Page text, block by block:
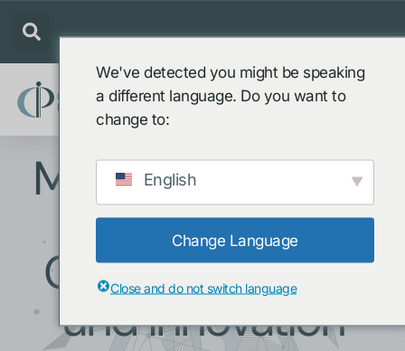
Mehr als 55 Jahre
Erfahrung mit
Geschwindigkeit
und Innovation
We've detected you might be speaking
a different language. Do you want to
change to:
English
Change Language
Close and do not switch language